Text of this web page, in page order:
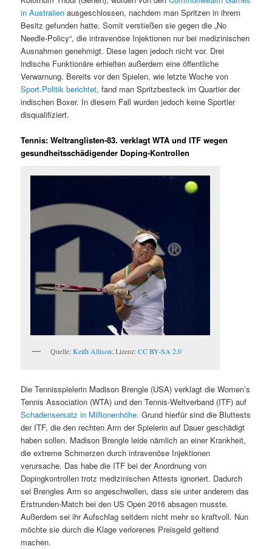
in Australien ausgeschlossen, nachdem man Spritzen in ihrem
Besitz gefunden hatte. Somit verstießen sie gegen die „No
Needle-Policy“, die intravenöse Injektionen nur bei medizinischen
Ausnahmen genehmigt. Diese lagen jedoch nicht vor. Drei
indische Funktionäre erhielten außerdem eine öffentliche
Verwarnung. Bereits vor den Spielen, wie letzte Woche von
Sport.Politik berichtet, fand man Spritzbesteck im Quartier der
indischen Boxer. In diesem Fall wurden jedoch keine Sportler
disqualifiziert.
Tennis: Weltranglisten-83. verklagt WTA und ITF wegen
gesundheitsschädigender Doping-Kontrollen
Quelle:Keith Allison; Lizenz:CC BY-SA 2.0
Die Tennisspielerin Madison Brengle (USA) verklagt die Women’s
Tennis Association (WTA) und den Tennis-Weltverband (ITF) auf
Schadensersatz in Millionenhöhe. Grund hierfür sind die Bluttests
der ITF, die den rechten Arm der Spielerin auf Dauer geschädigt
haben sollen. Madison Brengle leide nämlich an einer Krankheit,
die extreme Schmerzen durch intravenöse Injektionen
verursache. Das habe die ITF bei der Anordnung von
Dopingkontrollen trotz medizinischen Attests ignoriert. Dadurch
sei Brengles Arm so angeschwollen, dass sie unter anderem das
Erstrunden-Match bei den US Open 2016 absagen musste.
Außerdem sei ihr Aufschlag seitdem nicht mehr so kraftvoll. Nun
möchte sie durch die Klage verlorenes Preisgeld geltend
machen.